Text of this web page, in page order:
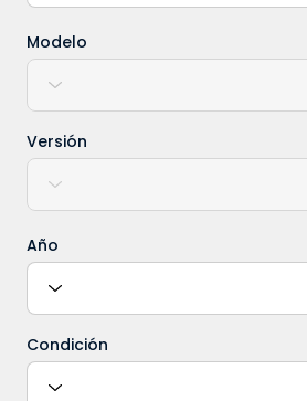
Modelo
Versión
Año
Condición